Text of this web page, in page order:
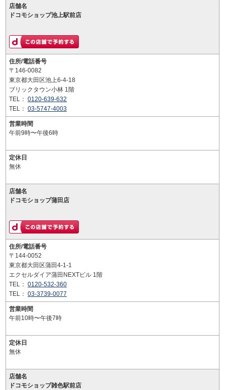
店舗名
ドコモショップ池上駅前店
住所/電話番号
〒146-0082
東京都大田区池上6-4-18
ブリックタウン小林 1階
TEL： 0120-639-632
TEL： 03-5747-4003
営業時間
午前9時〜午後6時
定休日
無休
店舗名
ドコモショップ蒲田店
住所/電話番号
〒144-0052
東京都大田区蒲田4-1-1
エクセルダイア蒲田NEXTビル 1階
TEL： 0120-532-360
TEL： 03-3739-0077
営業時間
午前10時〜午後7時
定休日
無休
店舗名
ドコモショップ雑色駅前店